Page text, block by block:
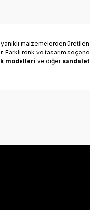
malzemelerden üretilen
Farklı renk ve tasarım
modelleri ve diğer